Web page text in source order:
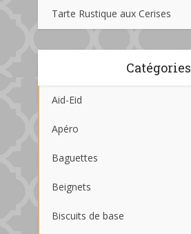
Tarte Rustique aux Cerises
Catégories
Aid-Eid
Apéro
Baguettes
Beignets
Biscuits de base